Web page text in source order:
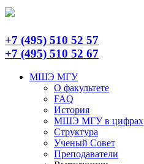
+7 (495) 510 52 57
+7 (495) 510 52 67
МШЭ МГУ
О факультете
FAQ
История
МШЭ МГУ в цифрах
Структура
Ученый Совет
Преподаватели